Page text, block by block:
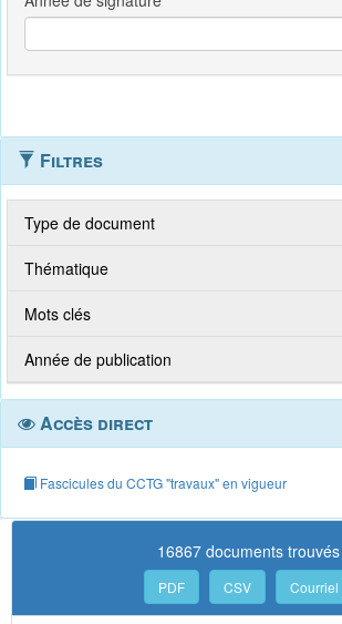
Filtres
Type de document
Thématique
Mots clés
Année de publication
Accès direct
Fascicules du CCTG "travaux" en vigueur
16867 documents trouvés
PDF CSV Courriel